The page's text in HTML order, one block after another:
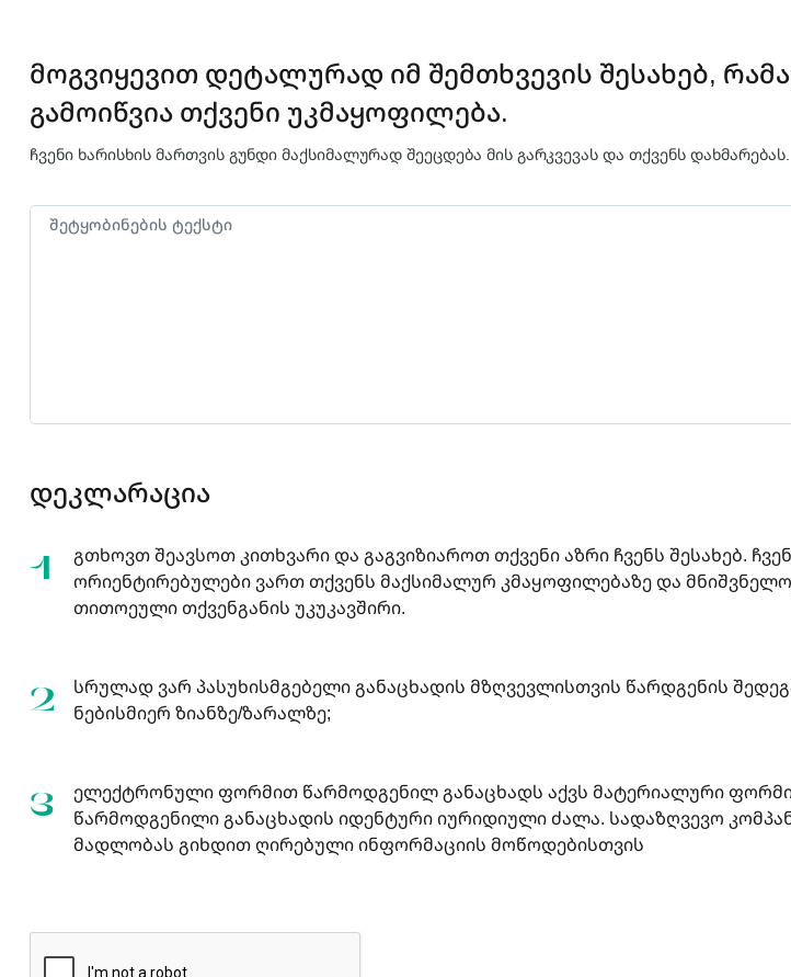
მოგვიყევით დეტალურად იმ შემთხვევის შესახებ,
გამოიწვია თქვენი უკმაყოფილება.
ჩვენი ხარისხის მართვის გუნდი მაქსიმალურად შეეცდება მის გარკვევას და თქვენს დახმარებას.
დეკლარაცია
1
გთხოვთ შეავსოთ კითხვარი და გაგვიზიაროთ თქვენი აზრი ჩვენს შესახებ. ჩვენ
ორიენტირებულები ვართ თქვენს მაქსიმალურ კმაყოფილებაზე და
თითოეული თქვენგანის უკუკავშირი.
2
სრულად ვარ პასუხისმგებელი განაცხადის მზღვევლისთვის წარდგენის
ნებისმიერ ზიანზე/ზარალზე;
3
ელექტრონული ფორმით წარმოდგენილ განაცხადს აქვს მატერიალური
წარმოდგენილი განაცხადის იდენტური იურიდიული ძალა. სადაზღვევო
მადლობას გიხდით ღირებული ინფორმაციის მოწოდებისთვის